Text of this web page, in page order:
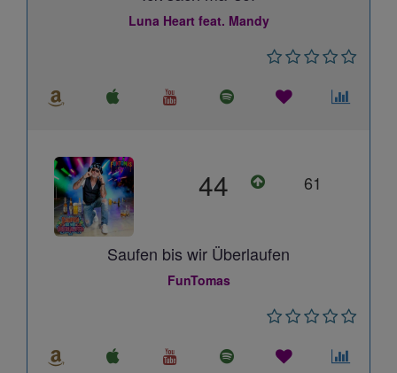
Luna Heart feat. Mandy
44 61
Saufen bis wir Überlaufen
FunTomas